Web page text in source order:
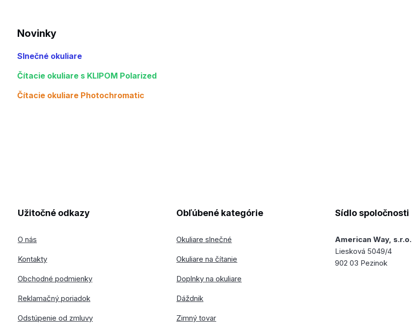
Novinky
Slnečné okuliare
Čítacie okuliare s KLIPOM Polarized
Čítacie okuliare Photochromatic
Užitočné odkazy
O nás
Kontakty
Obchodné podmienky
Reklamačný poriadok
Odstúpenie od zmluvy
Obľúbené kategórie
Okuliare slnečné
Okuliare na čítanie
Doplnky na okuliare
Dáždnik
Zimný tovar
Sídlo spoločnosti
American Way, s.r.o.
Liesková 5049/4
902 03 Pezinok